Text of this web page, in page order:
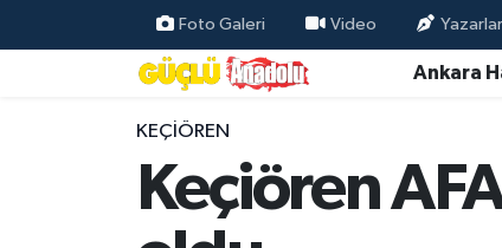
Foto Galeri Video Yazarlar
Ankara
KEÇIÖREN
Keçiören
Özel Haber
Resmi İlanlar